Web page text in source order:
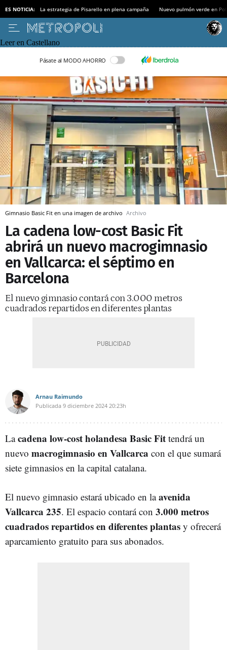
ES NOTICIA: La estrategia de Pisarello en plena campaña Nuevo pulmón verde en
Leer en Castellano
Pásate al MODO AHORRO
Gimnasio Basic Fit en una imagen de archivo Archivo
La cadena low-cost Basic Fit
abrirá un nuevo macrogimnasio
en Vallcarca: el séptimo en
Barcelona
El nuevo gimnasio contará con 3.000 metros
cuadrados repartidos en diferentes plantas
Arnau Raimundo
Publicada 9 diciembre 2024 20:23h
Lacadena low-cost holandesa Basic Fit tendrá un
nuevo macrogimnasio en Vallcarca con el que sumará
siete gimnasios en la capital catalana.
El nuevo gimnasio estará ubicado en laavenida
Vallcarca 235. El espacio contará con 3.000 metros
cuadrados repartidos en diferentes plantas y ofrecerá
aparcamiento gratuito para sus abonados.